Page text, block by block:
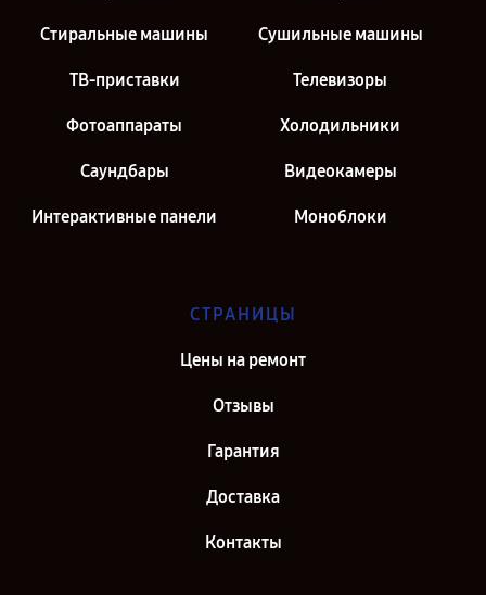
Стиральные машины Сушильные машины
ТВ-приставки Телевизоры
Фотоаппараты Холодильники
Саундбары Видеокамеры
Интерактивные панели Моноблоки
СТРАНИЦЫ
Цены на ремонт
Отзывы
Гарантия
Доставка
Контакты